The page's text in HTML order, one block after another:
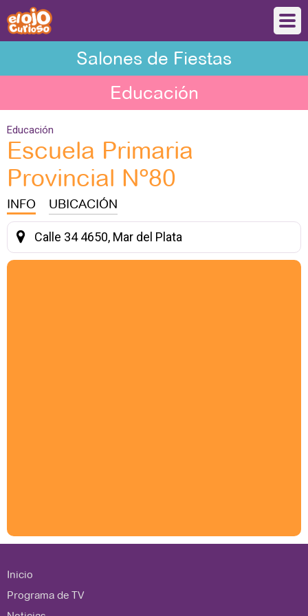
Salones de Fiestas
Educación
Educación
Escuela Primaria
Provincial Nº80
INFO UBICACIÓN
Calle 34 4650, Mar del Plata
Inicio
Programa de TV